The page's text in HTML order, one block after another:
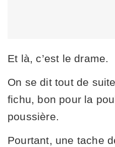
Et là, c’est le drame.
On se dit tout de
fichu, bon pour la
poussière.
Pourtant, une tache